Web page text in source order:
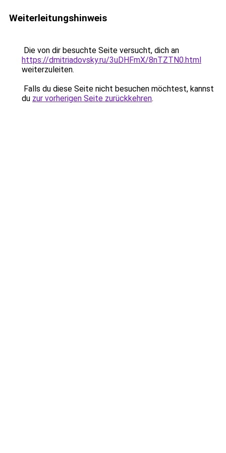
Weiterleitungshinweis
Die von dir besuchte Seite versucht, dich an
https://dmitriadovsky.ru/3uDHFmX/8nTZTN0.html
weiterzuleiten.
Falls du diese Seite nicht besuchen möchtest, kannst
du zur vorherigen Seite zurückkehren.